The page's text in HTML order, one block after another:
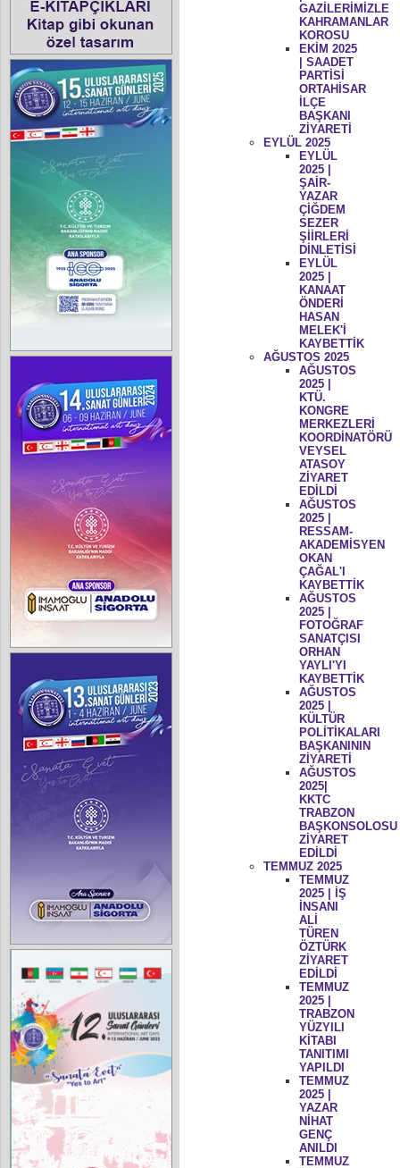
GAZİLERİMİZLE
KAHRAMANLAR
KOROSU
EKİM 2025
| SAADET
PARTİSİ
ORTAHİSAR
İLÇE
BAŞKANI
ZİYARETİ
EYLÜL 2025
EYLÜL
2025 |
ŞAİR-
YAZAR
ÇİĞDEM
SEZER
ŞİİRLERİ
DİNLETİSİ
EYLÜL
2025 |
KANAAT
ÖNDERİ
HASAN
MELEK'İ
KAYBETTİK
AĞUSTOS 2025
AĞUSTOS
2025 |
KTÜ.
KONGRE
MERKEZLERİ
KOORDİNATÖRÜ
VEYSEL
ATASOY
ZİYARET
EDİLDİ
AĞUSTOS
2025 |
RESSAM-
AKADEMİSYEN
OKAN
ÇAĞAL'I
KAYBETTİK
AĞUSTOS
2025 |
FOTOĞRAF
SANATÇISI
ORHAN
YAYLI'YI
KAYBETTİK
AĞUSTOS
2025 |
KÜLTÜR
POLİTİKALARI
BAŞKANININ
ZİYARETİ
AĞUSTOS
2025|
KKTC
TRABZON
BAŞKONSOLOSU
ZİYARET
EDİLDİ
TEMMUZ 2025
TEMMUZ
2025 | İŞ
İNSANI
ALİ
TÜREN
ÖZTÜRK
ZİYARET
EDİLDİ
TEMMUZ
2025 |
TRABZON
YÜZYILI
KİTABI
TANITIMI
YAPILDI
TEMMUZ
2025 |
YAZAR
NİHAT
GENÇ
ANILDI
TEMMUZ